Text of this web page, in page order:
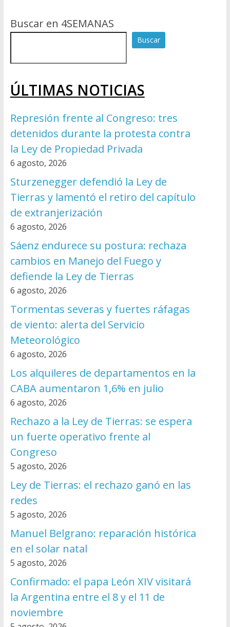
Buscar en 4SEMANAS
Buscar
ÚLTIMAS NOTICIAS
Represión frente al Congreso: tres
detenidos durante la protesta contra
la Ley de Propiedad Privada
6 agosto, 2026
Sturzenegger defendió la Ley de
Tierras y lamentó el retiro del capítulo
de extranjerización
6 agosto, 2026
Sáenz endurece su postura: rechaza
cambios en Manejo del Fuego y
defiende la Ley de Tierras
6 agosto, 2026
Tormentas severas y fuertes ráfagas
de viento: alerta del Servicio
Meteorológico
6 agosto, 2026
Los alquileres de departamentos en la
CABA aumentaron 1,6% en julio
6 agosto, 2026
Rechazo a la Ley de Tierras: se espera
un fuerte operativo frente al
Congreso
5 agosto, 2026
Ley de Tierras: el rechazo ganó en las
redes
5 agosto, 2026
Manuel Belgrano: reparación histórica
en el solar natal
5 agosto, 2026
Confirmado: el papa León XIV visitará
la Argentina entre el 8 y el 11 de
noviembre